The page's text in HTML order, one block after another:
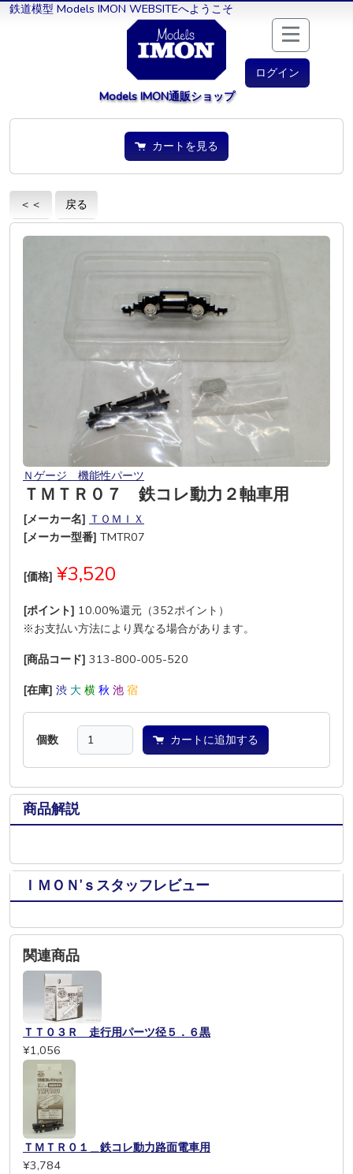
鉄道模型 Models IMON WEBSITEへようこそ
ログイン
Models IMON通販ショップ
カートを見る
＜＜ 戻る
Ｎゲージ 機能性パーツ
ＴＭＴＲ０７ 鉄コレ動力２軸車用
[メーカー名] ＴＯＭＩＸ
[メーカー型番] TMTR07
[価格] ¥3,520
[ポイント] 10.00%還元（352ポイント）
※お支払い方法により異なる場合があります。
[商品コード] 313-800-005-520
[在庫] 渋 大 横 秋 池 宿
個数 カートに追加する
商品解説
ＩＭＯＮ’ｓスタッフレビュー
関連商品
ＴＴ０３Ｒ 走行用パーツ径５．６黒
¥1,056
ＴＭＴＲ０１＿鉄コレ動力路面電車用
¥3,784